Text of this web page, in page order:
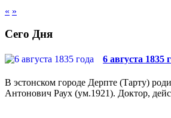
« »
Сего Дня
6 августа 1835
В эстонском городе Дерпте (Тарту)
Антонович Раух (ум.1921). Доктор,